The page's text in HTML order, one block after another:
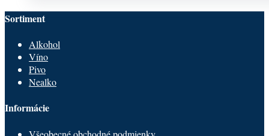
Sortiment
Alkohol
Víno
Pivo
Nealko
Informácie